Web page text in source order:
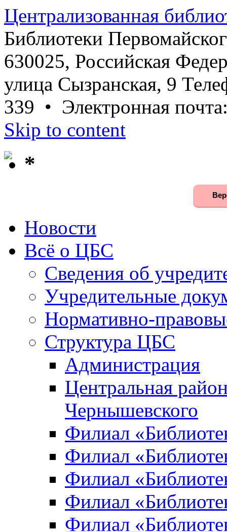
Централизованная
Библиотеки
630025, Российская
улица Сызранская, 9
339 • Электронная
Skip to content
*
Новости
Всё о ЦБС
Сведения об
Учредительные
Нормативно-
Структура ЦБС
Администрация
Центральная
Чернышевского
Филиал
Филиал
Филиал
Филиал
Филиал